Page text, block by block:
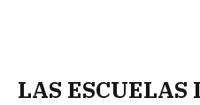
LAS ESCUELAS